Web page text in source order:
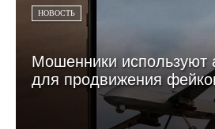
НОВОСТЬ
Мошенники используют
для продвижения